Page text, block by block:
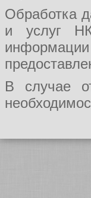
Обработка
и услуг
В случае